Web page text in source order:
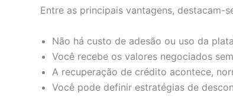
Entre as principais vantagens, destacam-
Não há custo de adesão ou uso da
Você recebe os valores negociados
A recuperação de crédito acontece,
Você pode definir estratégias de